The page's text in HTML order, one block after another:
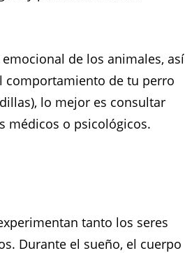
de los animales, así
comportamiento de tu perro
lo mejor es consultar
médicos o psicológicos.
tanto los seres
Durante el sueño, el cuerpo